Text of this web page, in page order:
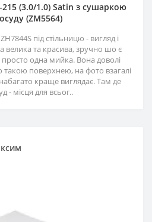
(3.0/1.0) Satin з сушаркою
(ZM5564)
під стільницю - вигляд і
велика та красива, зручно шо є
одна мийка. Вона доволі
поверхнею, на фото взагалі
краще виглядає. Там де
- місця для всьог..